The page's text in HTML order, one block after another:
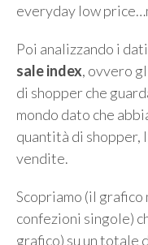
everyday low
Poi analizzando i
sale index, ovvero
di shopper che
mondo dato che
quantità di
vendite.
Scopriamo (il
confezioni singole)
grafico) su un totale